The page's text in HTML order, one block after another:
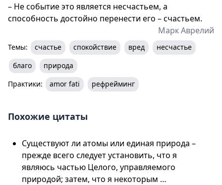
– Не событие это является несчастьем, а
способность достойно перенести его – счастьем.
Марк Аврелий
Темы: счастье спокойствие вред
несчастье
благо
природа
Практики:
amor fati рефрейминг
Похожие цитаты
Существуют ли атомы или единая природа –
прежде всего следует установить, что я
являюсь частью Целого, управляемого
природой; затем, что я некоторым …